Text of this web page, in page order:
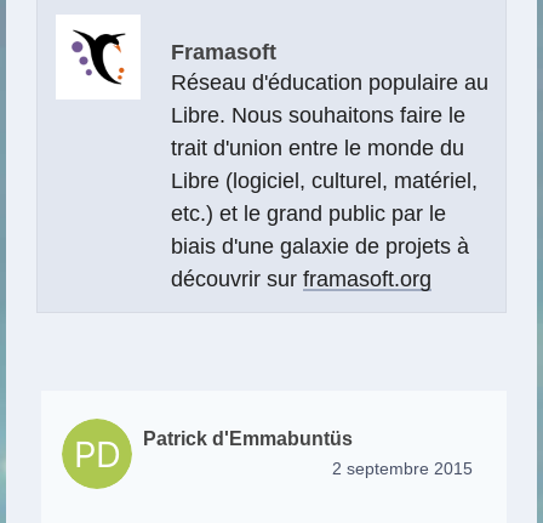
Framasoft
Réseau d'éducation populaire au
Libre. Nous souhaitons faire le
trait d'union entre le monde du
Libre (logiciel, culturel, matériel,
etc.) et le grand public par le
biais d'une galaxie de projets à
découvrir sur framasoft.org
Patrick d'Emmabuntüs
2 septembre 2015